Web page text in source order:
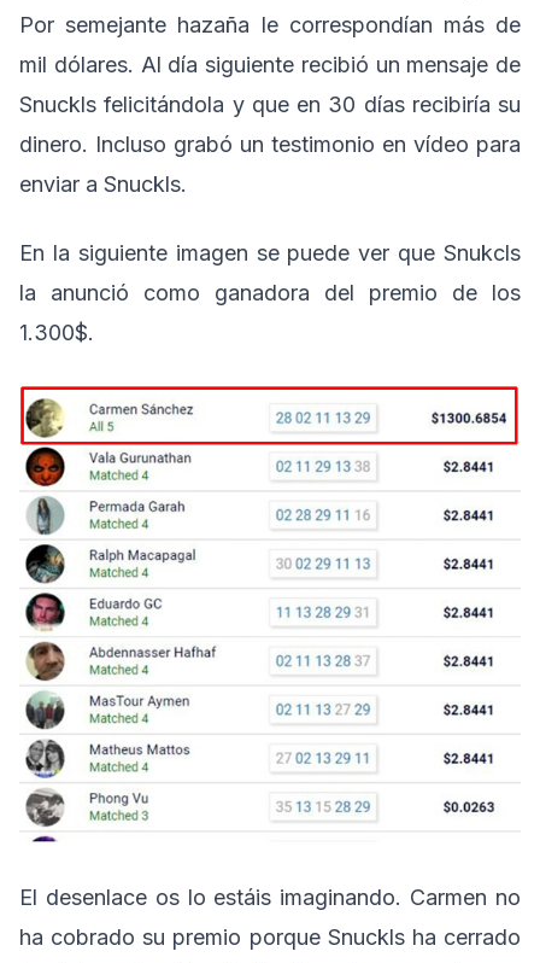
Por semejante hazaña le correspondían más de
mil dólares. Al día siguiente recibió un mensaje de
Snuckls felicitándola y que en 30 días recibiría su
dinero. Incluso grabó un testimonio en vídeo para
enviar a Snuckls.
En la siguiente imagen se puede ver que Snukcls
la anunció como ganadora del premio de los
1.300$.
El desenlace os lo estáis imaginando. Carmen no
ha cobrado su premio porque Snuckls ha cerrado